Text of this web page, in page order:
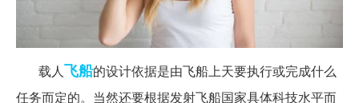
载人飞船的设计依据是由飞船上天要执行或完成什么
任务而定的。当然还要根据发射飞船国家具体科技水平而